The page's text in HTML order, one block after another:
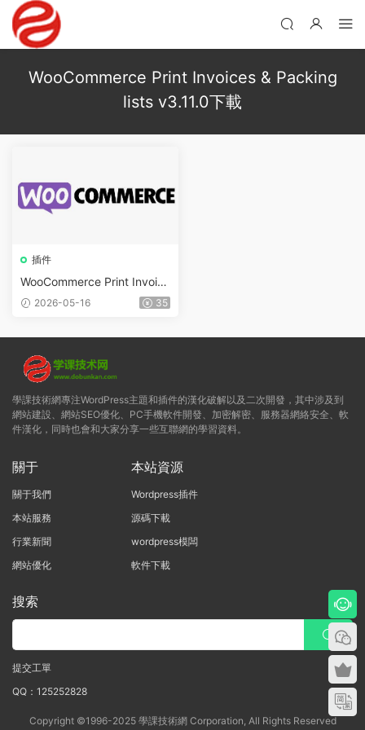
WooCommerce Print Invoices & Packing
lists v3.11.0下載
插件
WooCommerce Print Invoice
s & Packing lists v3.15.0
2026-05-16 35
學課技術網專注WordPress主題和插件的漢化破解以及二次開發，其中涉及到
網站建設、網站SEO優化、PC手機軟件開發、加密解密、服務器網絡安全、軟
件漢化，同時也會和大家分享一些互聯網的學習資料。
關于
關于我們
本站服務
行業新聞
網站優化
本站資源
Wordpress插件
源碼下載
wordpress模闆
軟件下載
搜索
提交工單
QQ：125252828
Copyright ©1996-2025 學課技術網 Corporation, All Rights Reserved